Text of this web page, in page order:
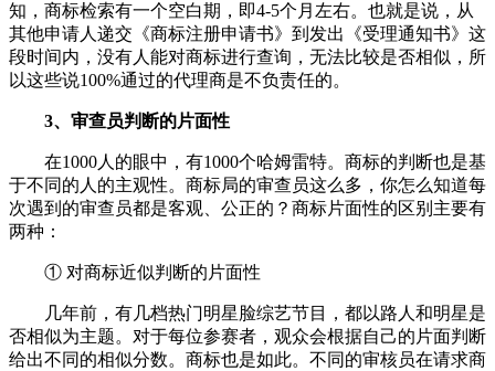
知，商标检索有一个空白期，即4-5个月左右。也就是说，从
其他申请人递交《商标注册申请书》到发出《受理通知书》这
段时间内，没有人能对商标进行查询，无法比较是否相似，所
以这些说100%通过的代理商是不负责任的。
3、审查员判断的片面性
在1000人的眼中，有1000个哈姆雷特。商标的判断也是基
于不同的人的主观性。商标局的审查员这么多，你怎么知道每
次遇到的审查员都是客观、公正的？商标片面性的区别主要有
两种：
① 对商标近似判断的片面性
几年前，有几档热门明星脸综艺节目，都以路人和明星是
否相似为主题。对于每位参赛者，观众会根据自己的片面判断
给出不同的相似分数。商标也是如此。不同的审核员在请求商